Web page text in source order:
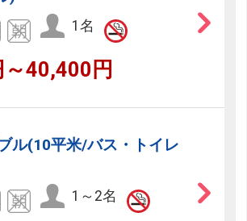
1名
40,400円
ル(10平米/バス・トイレ
1～2名